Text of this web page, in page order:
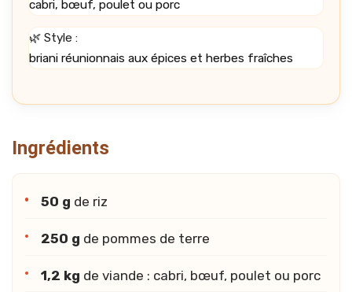
cabri, bœuf, poulet ou porc
🌿 Style :
briani réunionnais aux épices et herbes fraîches
Ingrédients
50 g de riz
250 g de pommes de terre
1,2 kg de viande : cabri, bœuf, poulet ou porc